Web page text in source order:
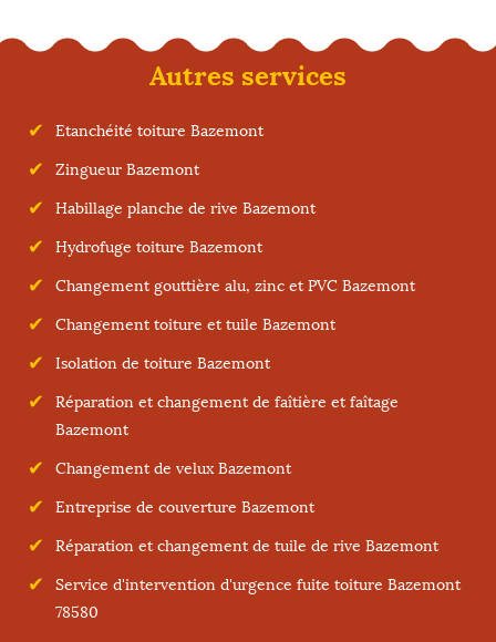
Autres services
Etanchéité toiture Bazemont
Zingueur Bazemont
Habillage planche de rive Bazemont
Hydrofuge toiture Bazemont
Changement gouttière alu, zinc et PVC Bazemont
Changement toiture et tuile Bazemont
Isolation de toiture Bazemont
Réparation et changement de faîtière et faîtage
Bazemont
Changement de velux Bazemont
Entreprise de couverture Bazemont
Réparation et changement de tuile de rive Bazemont
Service d'intervention d'urgence fuite toiture Bazemont
78580